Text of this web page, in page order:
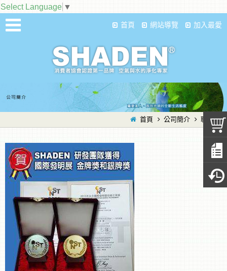
Select Language ▼
首頁 網站導覽 加入最愛
首頁 公司簡介 聯絡我們